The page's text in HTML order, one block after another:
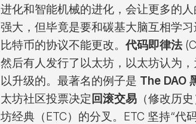
进化和智能机械的进化，会让更多的
强大，但毕竟是要和碳基大脑互相学习
比特币的协议不能更改。代码即律法
然后有人发行了以太坊，以太坊认为
以升级的。最著名的例子是 The DAO
太坊社区投票决定 回滚交易 （修改历
坊经典（ETC）的分叉。ETC 坚持“代